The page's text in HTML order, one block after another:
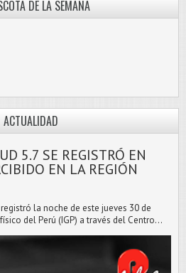
DE LA SEMANA
ACTUALIDAD
5.7 SE REGISTRÓ EN
EN LA REGIÓN
la noche de este jueves 30 de
del Perú (IGP) a través del Centro...